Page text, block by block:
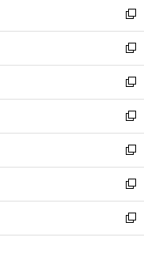
く
で
開
く
ド
ウ
で
開
く
ィ
ン
ド
ウ
で
開
く
い
ウ
ィ
ン
ド
ウ
で
開
く
新
し
い
ウ
ィ
ン
ド
ウ
で
開
く
新
し
い
ウ
ィ
ン
ド
ウ
で
開
く
新
し
い
ウ
ィ
ン
ド
ウ
で
開
新
し
い
ウ
ィ
ン
ド
ウ
新
し
い
ウ
ィ
ン
新
し
い
ウ
新
し